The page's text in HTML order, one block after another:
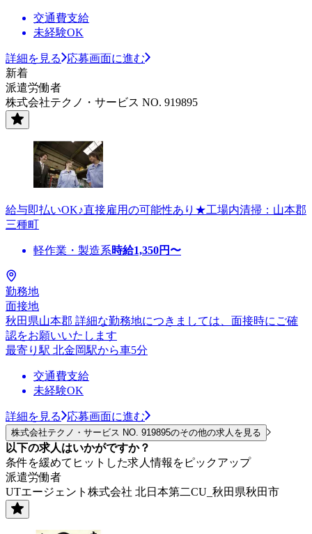
交通費支給
未経験OK
詳細を見る
応募画面に進む
新着
派遣労働者
株式会社テクノ・サービス NO. 919895
給与即払いOK♪直接雇用の可能性あり★工場内清掃：山本郡
三種町
軽作業・製造系時給1,350円〜
勤務地
面接地
秋田県山本郡 詳細な勤務地につきましては、面接時にご確
認をお願いいたします
最寄り駅 北金岡駅から車5分
交通費支給
未経験OK
詳細を見る 応募画面に進む
株式会社テクノ・サービス NO. 919895のその他の求人を見る
以下の求人はいかがですか？
条件を緩めてヒットした求人情報をピックアップ
派遣労働者
UTエージェント株式会社 北日本第二CU_秋田県秋田市